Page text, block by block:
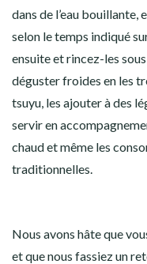
dans de l’eau bouillante,
selon le temps indiqué
ensuite et rincez-les
déguster froides en les
tsuyu, les ajouter à des
servir en
chaud et même les
traditionnelles.
Nous avons hâte que
et que nous fassiez un